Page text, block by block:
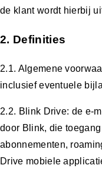
de klant wordt hierbij
2. Definities
2.1. Algemene
inclusief eventuele
2.2. Blink Drive: de e-
door Blink, die
abonnementen,
Drive mobiele